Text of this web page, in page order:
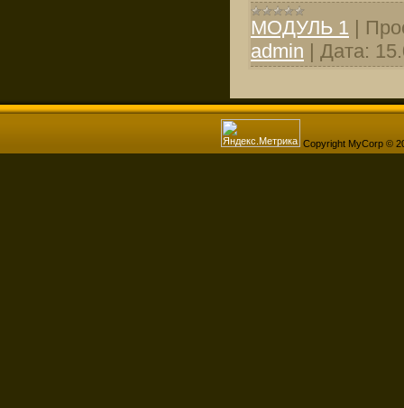
МОДУЛЬ 1 |
admin | Дата:
Copyright MyCorp ©